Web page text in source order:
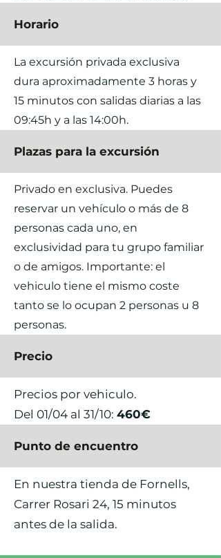
Horario
La excursión privada exclusiva
dura aproximadamente 3 horas y
15 minutos con salidas diarias a las
09:45h y a las 14:00h.
Plazas para la excursión
Privado en exclusiva. Puedes
reservar un vehículo o más de 8
personas cada uno, en
exclusividad para tu grupo familiar
o de amigos. Importante: el
vehiculo tiene el mismo coste
tanto se lo ocupan 2 personas u 8
personas.
Precio
Precios por vehiculo.
Del 01/04 al 31/10: 460€
Punto de encuentro
En nuestra tienda de Fornells,
Carrer Rosari 24, 15 minutos
antes de la salida.